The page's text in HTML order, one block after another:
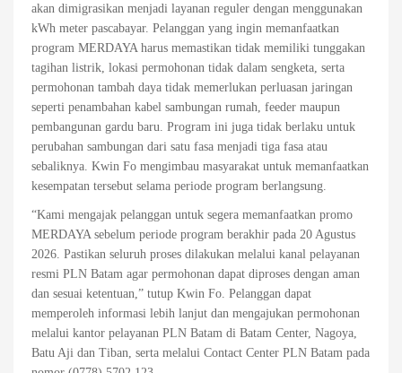
akan dimigrasikan menjadi layanan reguler dengan menggunakan
kWh meter pascabayar. Pelanggan yang ingin memanfaatkan
program MERDAYA harus memastikan tidak memiliki tunggakan
tagihan listrik, lokasi permohonan tidak dalam sengketa, serta
permohonan tambah daya tidak memerlukan perluasan jaringan
seperti penambahan kabel sambungan rumah, feeder maupun
pembangunan gardu baru. Program ini juga tidak berlaku untuk
perubahan sambungan dari satu fasa menjadi tiga fasa atau
sebaliknya. Kwin Fo mengimbau masyarakat untuk memanfaatkan
kesempatan tersebut selama periode program berlangsung.
“Kami mengajak pelanggan untuk segera memanfaatkan promo
MERDAYA sebelum periode program berakhir pada 20 Agustus
2026. Pastikan seluruh proses dilakukan melalui kanal pelayanan
resmi PLN Batam agar permohonan dapat diproses dengan aman
dan sesuai ketentuan,” tutup Kwin Fo. Pelanggan dapat
memperoleh informasi lebih lanjut dan mengajukan permohonan
melalui kantor pelayanan PLN Batam di Batam Center, Nagoya,
Batu Aji dan Tiban, serta melalui Contact Center PLN Batam pada